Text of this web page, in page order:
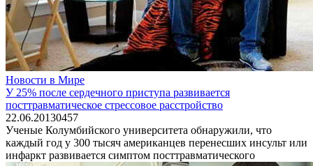
Новости в Мире
У 25% после сердечного приступа развивается
посттравматическое стрессовое расстройство
22.06.20130457
Ученые Колумбийского университета обнаружили, что
каждый год у 300 тысяч американцев перенесших инсульт или
инфаркт развивается симптом посттравматического